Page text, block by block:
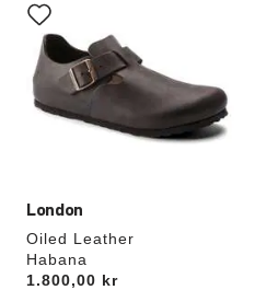
London
Oiled Leather
Habana
Price:
1.800,00 kr
med
swatch-
farger
vil
oppdatere
produktbildet